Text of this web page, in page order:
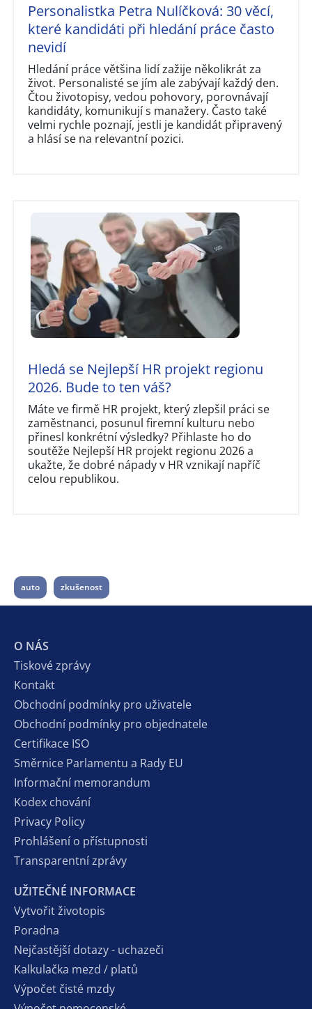
Personalistka Petra Nulíčková: 30 věcí,
které kandidáti při hledání práce často
nevidí
Hledání práce většina lidí zažije několikrát za
život. Personalisté se jím ale zabývají každý den.
Čtou životopisy, vedou pohovory, porovnávají
kandidáty, komunikují s manažery. Často také
velmi rychle poznají, jestli je kandidát připravený
a hlásí se na relevantní pozici.
Hledá se Nejlepší HR projekt regionu
2026. Bude to ten váš?
Máte ve firmě HR projekt, který zlepšil práci se
zaměstnanci, posunul firemní kulturu nebo
přinesl konkrétní výsledky? Přihlaste ho do
soutěže Nejlepší HR projekt regionu 2026 a
ukažte, že dobré nápady v HR vznikají napříč
celou republikou.
auto zkušenost
O NÁS
Tiskové zprávy
Kontakt
Obchodní podmínky pro uživatele
Obchodní podmínky pro objednatele
Certifikace ISO
Směrnice Parlamentu a Rady EU
Informační memorandum
Kodex chování
Privacy Policy
Prohlášení o přístupnosti
Transparentní zprávy
UŽITEČNÉ INFORMACE
Vytvořit životopis
Poradna
Nejčastější dotazy - uchazeči
Kalkulačka mezd / platů
Výpočet čisté mzdy